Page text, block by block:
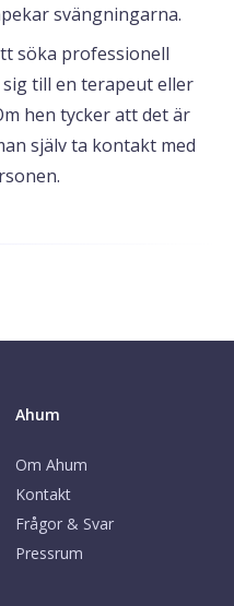
svängningarna.
söka professionell
sig till en terapeut eller
hen tycker att det är
själv ta kontakt med
Ahum
Om Ahum
Kontakt
Frågor & Svar
Pressrum